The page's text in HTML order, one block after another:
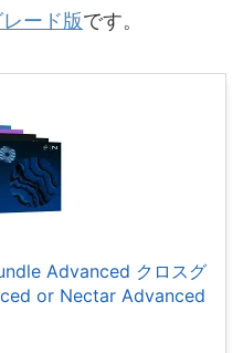
ード版です。
Advanced クロスグ
or Nectar Advanced